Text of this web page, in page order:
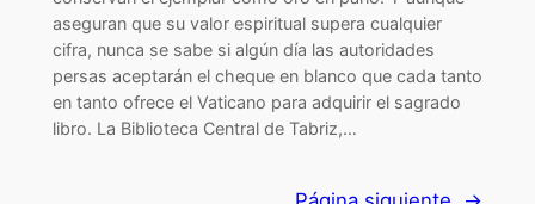
aseguran que su valor espiritual supera cualquier
cifra, nunca se sabe si algún día las autoridades
persas aceptarán el cheque en blanco que cada tanto
en tanto ofrece el Vaticano para adquirir el sagrado
libro. La Biblioteca Central de Tabriz,…